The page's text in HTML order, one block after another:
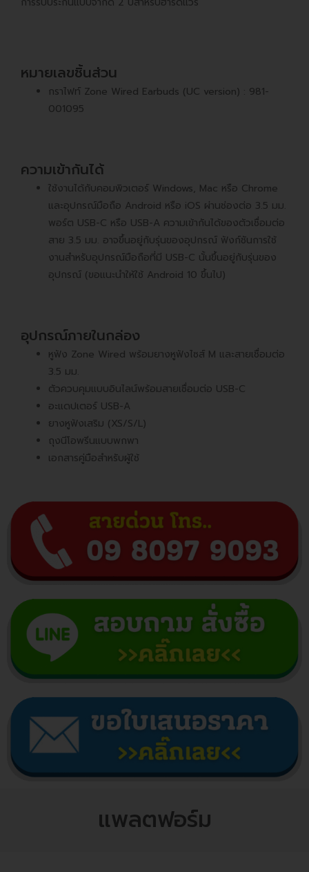
หมายเลขชิ้นส่วน
กราไฟท์ Zone Wired Earbuds (UC version) : 981-
001095
ความเข้ากันได้
ใช้งานได้กับคอมพิวเตอร์ Windows, Mac หรือ Chrome
และอุปกรณ์มือถือ Android หรือ iOS ผ่านช่องต่อ 3.5 มม.
พอร์ต USB-C หรือ USB-A ความเข้ากันได้ของตัวเชื่อมต่อ
สาย 3.5 มม. อาจขึ้นอยู่กับรุ่นของอุปกรณ์ ฟังก์ชันการใช้
งานสำหรับอุปกรณ์มือถือที่มี USB-C นั้นขึ้นอยู่กับรุ่นของ
อุปกรณ์ (ขอแนะนำให้ใช้ Android 10 ขึ้นไป)
อุปกรณ์ภายในกล่อง
หูฟัง Zone Wired พร้อมยางหูฟังไซส์ M และสายเชื่อมต่อ
3.5 มม.
ตัวควบคุมแบบอินไลน์พร้อมสายเชื่อมต่อ USB-C
อะแดปเตอร์ USB-A
ยางหูฟังเสริม (XS/S/L)
ถุงนีโอพรีนแบบพกพา
เอกสารคู่มือสำหรับผู้ใช้
แพลตฟอร์ม